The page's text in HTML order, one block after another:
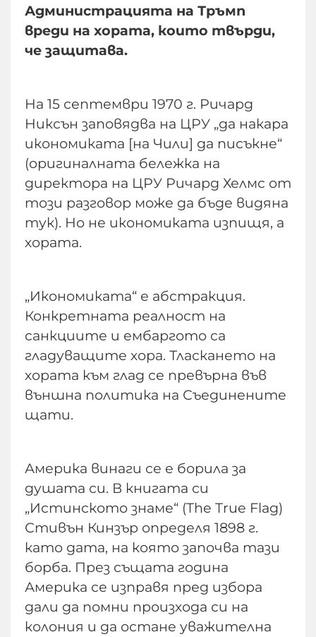
Администрацията на Тръмп
вреди на хората, които твърди,
че защитава.
На 15 септември 1970 г. Ричард
Никсън заповядва на ЦРУ „да накара
икономиката [на Чили] да писъкне“
(оригиналната бележка на
директора на ЦРУ Ричард Хелмс от
този разговор може да бъде видяна
тук). Но не икономиката изпищя, а
хората.
„Икономиката“ е абстракция.
Конкретната реалност на
санкциите и ембаргото са
гладуващите хора. Тласкането на
хората към глад се превърна във
външна политика на Съединените
щати.
Америка винаги се е борила за
душата си. В книгата си
„Истинското знаме“ (The True Flag)
Стивън Кинзър определя 1898 г.
като дата, на която започва тази
борба. През същата година
Америка се изправя пред избора
дали да помни произхода си на
колония и да остане уважителна